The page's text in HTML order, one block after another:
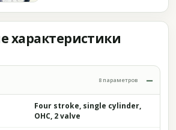
характеристики
8 параметров
Four stroke, single cylinder,
OHC, 2 valve